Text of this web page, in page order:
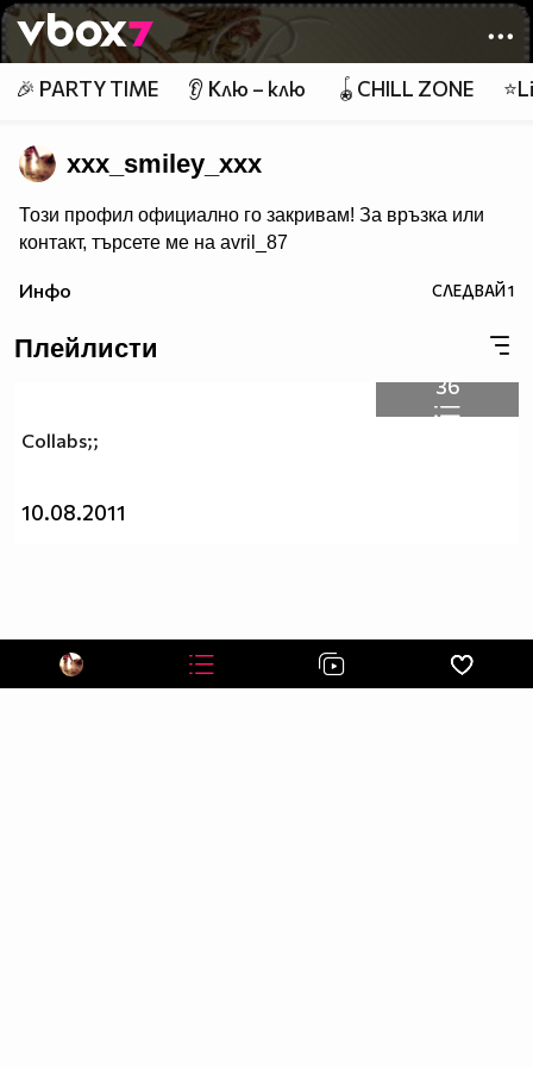
Member of
👾
🎉 PARTY TIME 👂 Клю – клю 🪀CHILL ZONE
xxx_smiley_xxx
Този профил официално го закривам! За връзка или
контакт, търсете ме на avril_87
Инфо СЛЕДВАЙ1
Плейлисти
36
Collabs;;
10.08.2011